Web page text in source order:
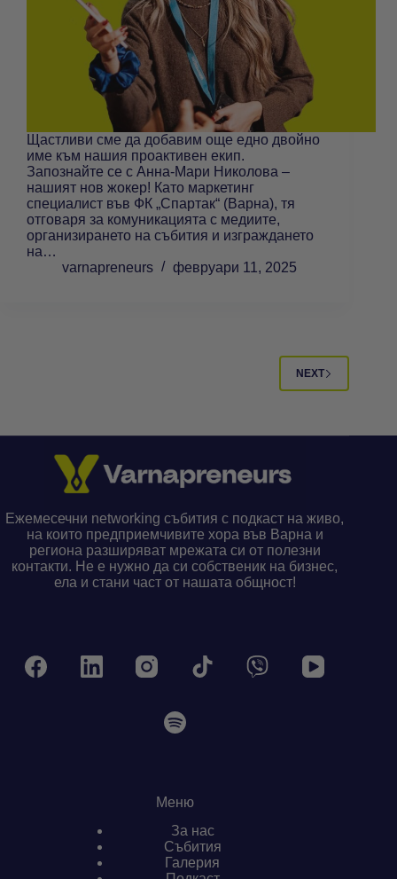
Щастливи сме да добавим още едно двойно
име към нашия проактивен екип.
Запознайте се с Анна-Мари Николова –
нашият нов жокер! Като маркетинг
специалист във ФК „Спартак“ (Варна), тя
отговаря за комуникацията с медиите,
организирането на събития и изграждането
на…
varnapreneurs
февруари 11, 2025
NEXT
Ежемесечни networking събития с подкаст на живо,
на които предприемчивите хора във Варна и
региона разширяват мрежата си от полезни
контакти. Не е нужно да си собственик на бизнес,
ела и стани част от нашата общност!
Меню
За нас
Събития
Галерия